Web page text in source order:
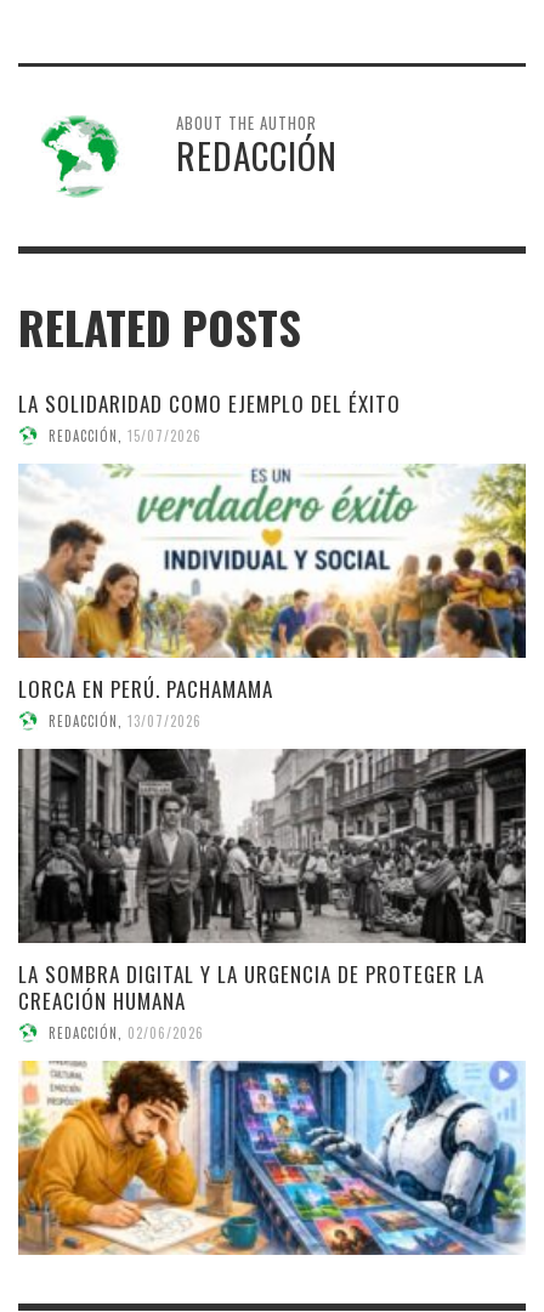
ABOUT THE AUTHOR
REDACCIÓN
RELATED POSTS
LA SOLIDARIDAD COMO EJEMPLO DEL ÉXITO
REDACCIÓN 15/07/2026
LORCA EN PERÚ. PACHAMAMA
REDACCIÓN 13/07/2026
LA SOMBRA DIGITAL Y LA URGENCIA DE PROTEGER LA
CREACIÓN HUMANA
REDACCIÓN 02/06/2026